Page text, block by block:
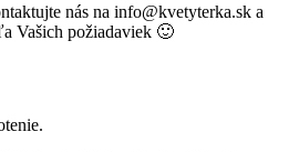
nás na info@kvetyterka.sk a
Vašich požiadaviek 🙂